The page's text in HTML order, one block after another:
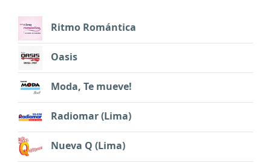
Ritmo Romántica
Oasis
Moda, Te mueve!
Radiomar (Lima)
Nueva Q (Lima)